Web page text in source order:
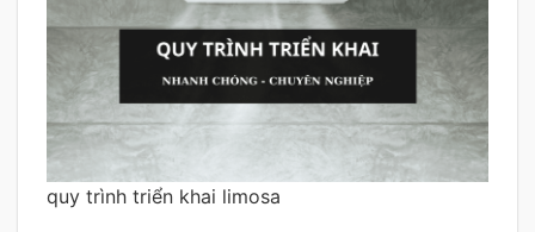
quy trình triển khai limosa